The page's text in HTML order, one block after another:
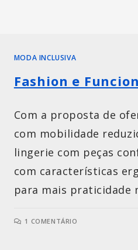
MODA INCLUSIVA
Fashion e
Com a proposta de
com mobilidade
lingerie com peças
com características
para mais praticidade
1 COMENTÁRIO